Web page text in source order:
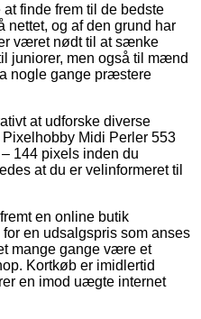
finde frem til de bedste
nettet, og af den grund har
været nødt til at sænke
juniorer, men også til mænd
nogle gange præstere
at udforske diverse
Midi Perler 553
144 pixels inden du
at du er velinformeret til
en online butik
en udsalgspris som anses
mange gange være et
Kortkøb er imidlertid
en imod uægte internet